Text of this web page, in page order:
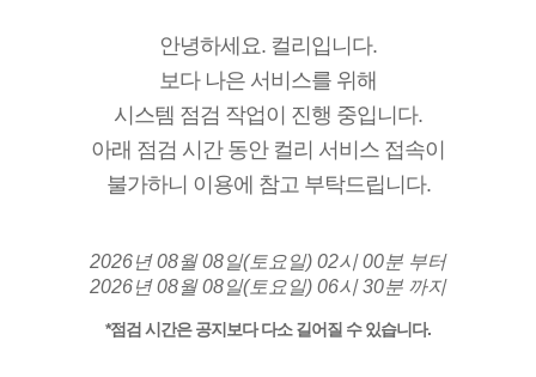
안녕하세요. 컬리입니다.
보다 나은 서비스를 위해
시스템 점검 작업이 진행 중입니다.
아래 점검 시간 동안 컬리 서비스 접속이
불가하니 이용에 참고 부탁드립니다.
2026년 08월 08일(토요일) 02시 00분 부터
2026년 08월 08일(토요일) 06시 30분 까지
*점검 시간은 공지보다 다소 길어질 수 있습니다.